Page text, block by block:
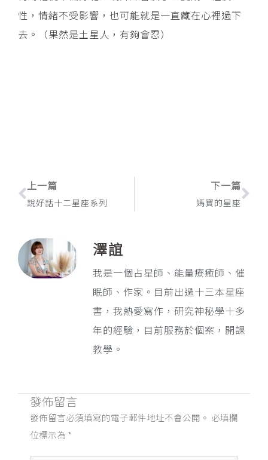
性，情緒不受影響，也可能就是一直藏在心裡過下
去。（果然是土星人，有夠會忍）
上一頁
上一篇
說好話十二星座系列
下一篇
媽寶的星座
下
澤誼
我是一個占星師、能量療癒師、催
眠師、作家。目前出過十三本星座
書，我熱愛寫作，研究神秘學十多
年的經驗，目前服務於個案，開課
教學。
發佈留言
發佈留言必須填寫的電子郵件地址不會公開。 必填欄
位標示為 *